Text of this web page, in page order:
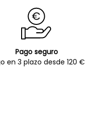
Pago seguro
en 3 plazo desde 120 €